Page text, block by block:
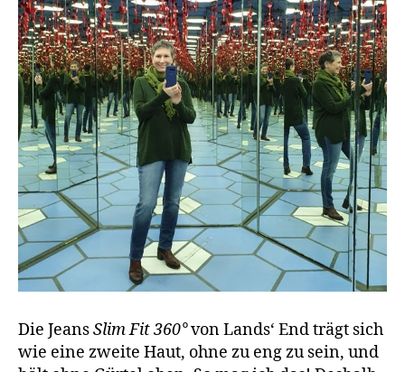
Die JeansSlim Fit 360°von Lands‘ End trägt sich
wie eine zweite Haut, ohne zu eng zu sein, und